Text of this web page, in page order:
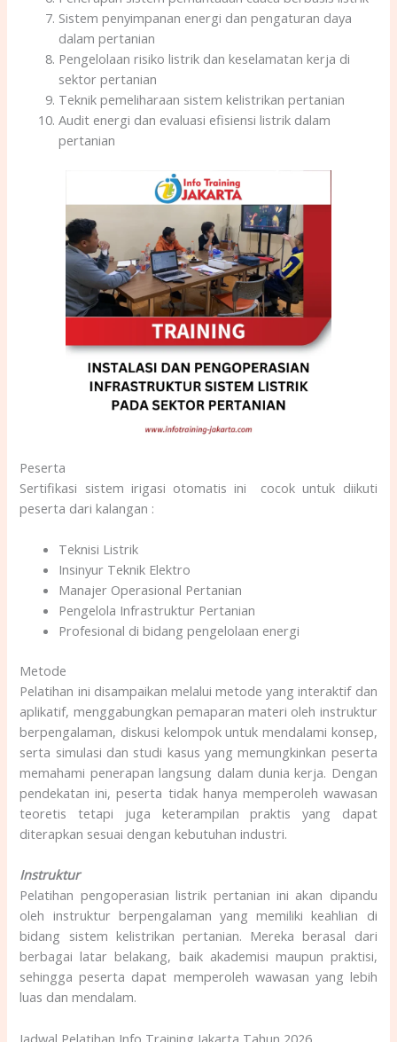
Sistem penyimpanan energi dan pengaturan daya
dalam pertanian
Pengelolaan risiko listrik dan keselamatan kerja di
sektor pertanian
Teknik pemeliharaan sistem kelistrikan pertanian
Audit energi dan evaluasi efisiensi listrik dalam
pertanian
Peserta
Sertifikasi sistem irigasi otomatis ini cocok untuk diikuti
peserta dari kalangan :
Teknisi Listrik
Insinyur Teknik Elektro
Manajer Operasional Pertanian
Pengelola Infrastruktur Pertanian
Profesional di bidang pengelolaan energi
Metode
Pelatihan ini disampaikan melalui metode yang interaktif dan
aplikatif, menggabungkan pemaparan materi oleh instruktur
berpengalaman, diskusi kelompok untuk mendalami konsep,
serta simulasi dan studi kasus yang memungkinkan peserta
memahami penerapan langsung dalam dunia kerja. Dengan
pendekatan ini, peserta tidak hanya memperoleh wawasan
teoretis tetapi juga keterampilan praktis yang dapat
diterapkan sesuai dengan kebutuhan industri.
Instruktur
Pelatihan pengoperasian listrik pertanian ini akan dipandu
oleh instruktur berpengalaman yang memiliki keahlian di
bidang sistem kelistrikan pertanian. Mereka berasal dari
berbagai latar belakang, baik akademisi maupun praktisi,
sehingga peserta dapat memperoleh wawasan yang lebih
luas dan mendalam.
Jadwal Pelatihan Info Training Jakarta Tahun 2026